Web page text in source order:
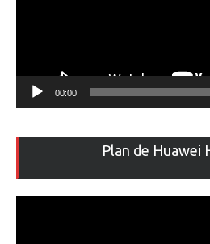
00:00
Plan de Huawei